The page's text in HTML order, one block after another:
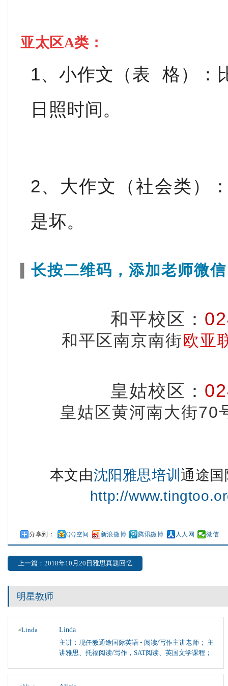
亚太区A类：
1、小作文（表 格）：
日照时间。
2、大作文（社会类）
是坏。
长按二维码，添加老师微信
和平校区 ：
和平区南京南街欧亚
皇姑校区 ：
皇姑区黄河南大街70
本文由沈阳雅思培训 通途
http://
分享到： QQ空间 新浪微博 腾讯微博 人人网 微信
上一篇：2018年10月20日雅思真题回忆
明星教师
Linda
主讲：现任教通途国际英语 • 阅读/写作主讲老师； 主
讲雅思、托福阅读/写作，SAT阅读、英国文学课程；